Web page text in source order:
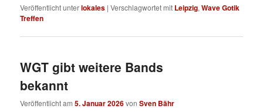
Veröffentlicht unterlokales |Verschlagwortet mit Leipzig,Wave Gotik
Treffen
WGT gibt weitere Bands
bekannt
Veröffentlicht am5. Januar 2026vonSven Bähr